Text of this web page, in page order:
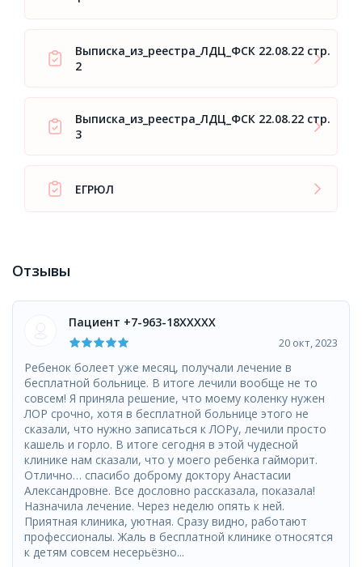
Выписка_из_реестра_ЛДЦ_ФСК 22.08.22 стр.
2
Выписка_из_реестра_ЛДЦ_ФСК 22.08.22 стр.
3
ЕГРЮЛ
Отзывы
Пациент +7-963-18XXXXX
20 окт, 2023
Ребенок болеет уже месяц, получали лечение в
бесплатной больнице. В итоге лечили вообще не то
совсем! Я приняла решение, что моему коленку нужен
ЛОР срочно, хотя в бесплатной больнице этого не
сказали, что нужно записаться к ЛОРу, лечили просто
кашель и горло. В итоге сегодня в этой чудесной
клинике нам сказали, что у моего ребенка гайморит.
Отлично… спасибо доброму доктору Анастасии
Александровне. Все дословно рассказала, показала!
Назначила лечение. Через неделю опять к ней.
Приятная клиника, уютная. Сразу видно, работают
профессионалы. Жаль в бесплатной клинике относятся
к детям совсем несерьёзно...